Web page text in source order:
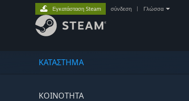
ΚΑΤΑΣΤΗΜΑ
ΚΟΙΝΟΤΗΤΑ
Εγκατάσταση Steam σύνδεση Γλώσσα